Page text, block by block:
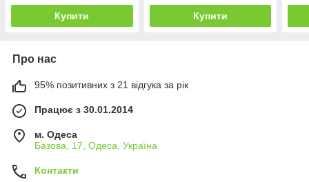
Купити Купити
Про нас
95% позитивних з 21 відгука за рік
Працює з 30.01.2014
м. Одеса
Базова, 17, Одеса, Україна
Контакти